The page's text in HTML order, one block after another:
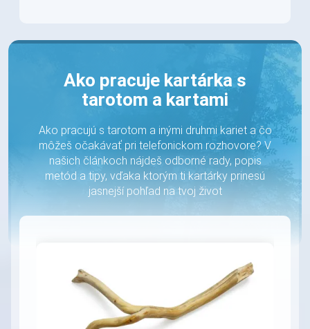
Ako pracuje kartárka s
tarotom a kartami
Ako pracujú s tarotom a inými druhmi kariet a čo
môžeš očakávať pri telefonickom rozhovore? V
našich článkoch nájdeš odborné rady, popis
metód a tipy, vďaka ktorým ti kartárky prinesú
jasnejší pohľad na tvoj život